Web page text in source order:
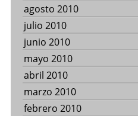
agosto 2010
julio 2010
junio 2010
mayo 2010
abril 2010
marzo 2010
febrero 2010